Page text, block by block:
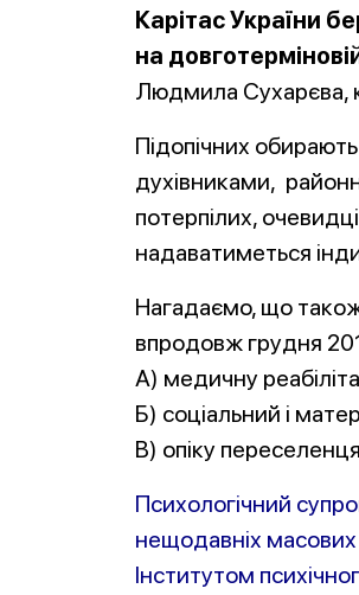
Карітас України
на
Людмила Сухарєва,
Підопічних
духівниками,
потерпілих,
надаватиметься
Нагадаємо, що
впродовж грудня
А) медичну
Б) соціальний і
В) опіку
Психологічний
нещодавніх масових
Інститутом